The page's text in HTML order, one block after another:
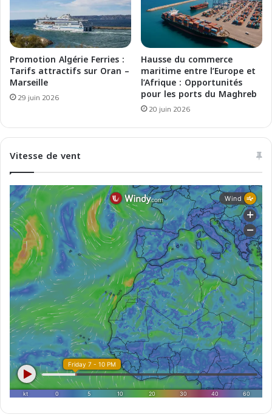
e
l
l
e
s
c
o
m
a
n
i
e
s
m
a
r
i
t
i
m
e
s
v
e
r
s
é
e
s
r
e
i
l
l
e
-
T
a
n
g
e
r
Promotion Algérie Ferries :
Tarifs attractifs sur Oran –
Marseille
29 juin 2026
Hausse du commerce
maritime entre l’Europe et
l’Afrique : Opportunités
pour les ports du Maghreb
20 juin 2026
Vitesse de vent